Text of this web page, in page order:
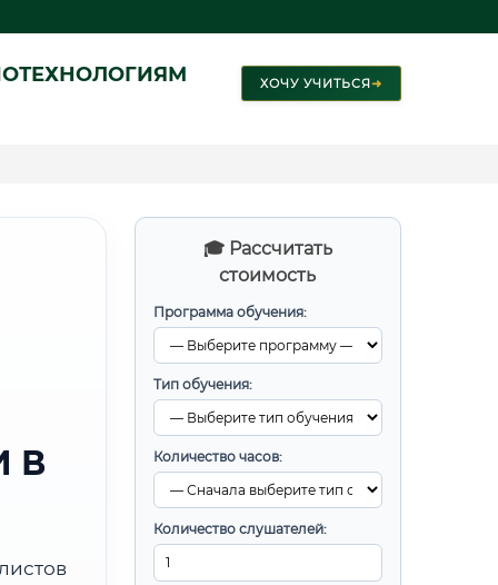
ХОЧУ УЧИТЬСЯ➜
🎓 Рассчитать
стоимость
Программа обучения:
Тип обучения:
Количество часов:
Количество слушателей:
В